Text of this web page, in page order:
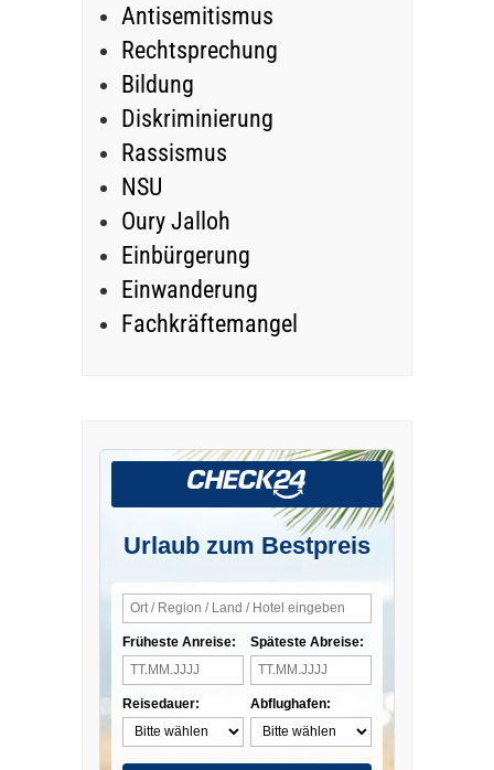
Antisemitismus
Rechtsprechung
Bildung
Diskriminierung
Rassismus
NSU
Oury Jalloh
Einbürgerung
Einwanderung
Fachkräftemangel
Urlaub zum Bestpreis
Früheste Anreise:
Reisedauer:
Späteste Abreise:
Abflughafen: